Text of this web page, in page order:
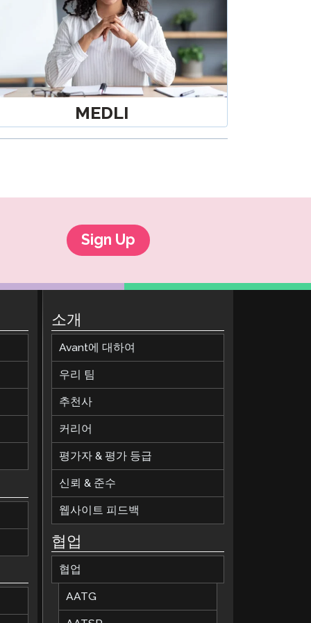
MEDLI
Sign Up
소개
Avant에 대하여
우리 팀
추천사
커리어
평가자 & 평가 등급
신뢰 & 준수
웹사이트 피드백
협업
협업
AATG